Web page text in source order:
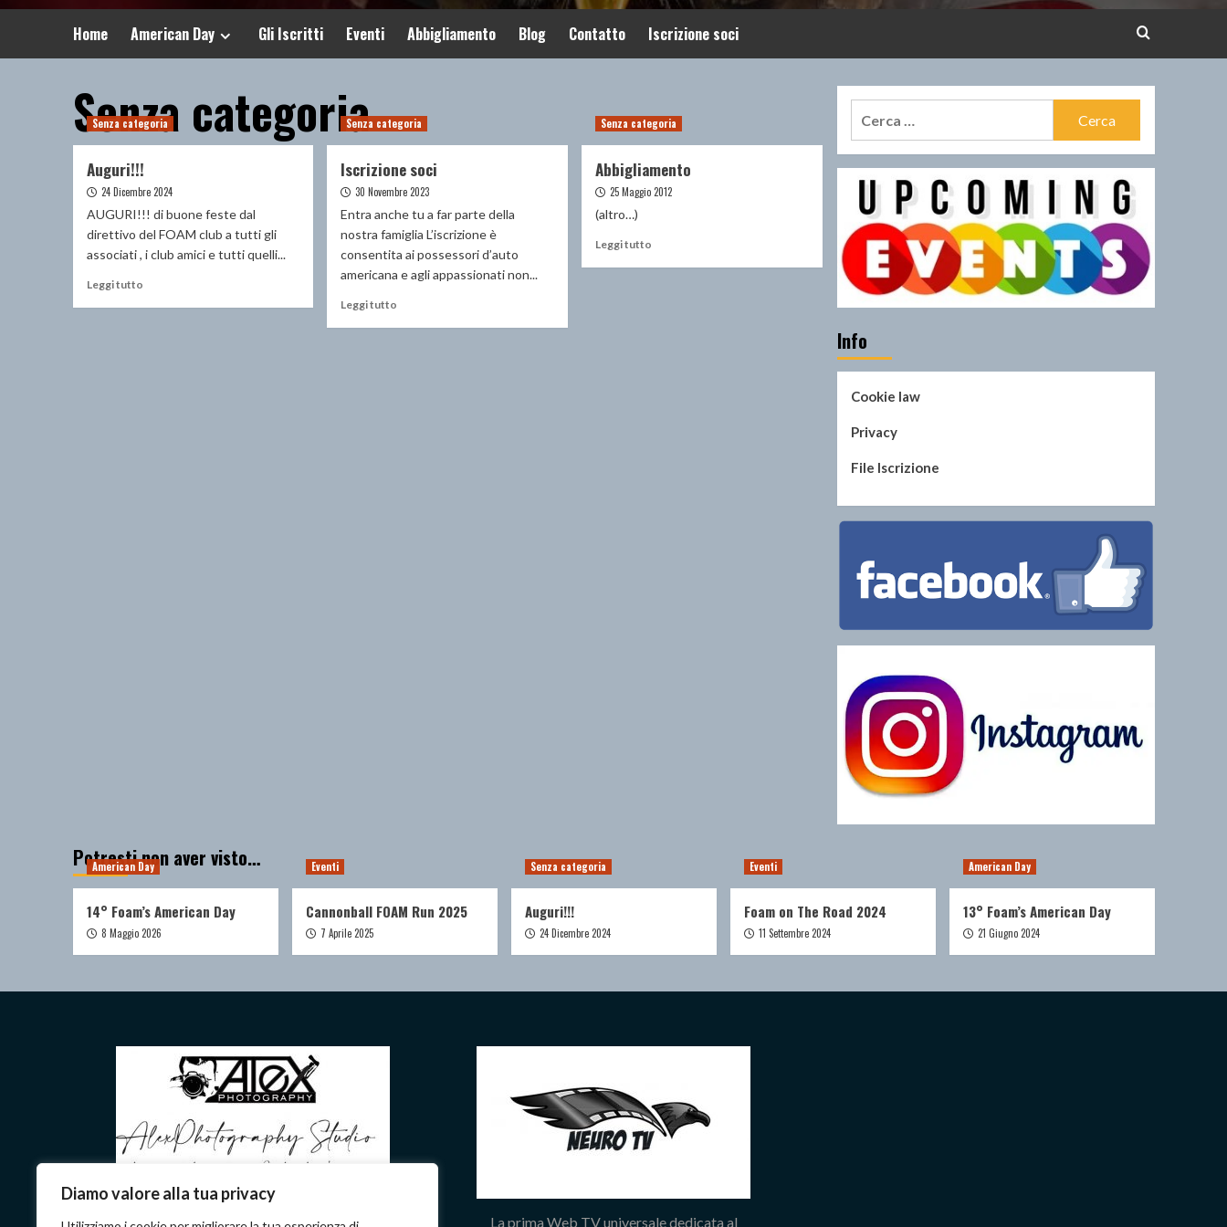
Diamo valore alla tua privacy
Home American Day Gli Iscritti Eventi Abbigliamento Blog Contatto Iscrizione soci
Senza categoria
Senza categoria
Auguri!!!
24 Dicembre 2024
AUGURI!!! di buone feste dal
direttivo del FOAM club a tutti gli
associati , i club amici e tutti quelli...
Leggi tuttoLeggi
Senza categoria
Iscrizione soci
30 Novembre 2023
Entra anche tu a far parte della
nostra famiglia L’iscrizione è
consentita ai possessori d’auto
americana e agli appassionati non...
Leggi tutto
Senza categoria
Abbigliamento
25 Maggio 2012
(altro…)
Leggi tutto
Info
Cookie law
Privacy
File Iscrizione
Potresti non aver visto…
American Day
14° Foam’s American Day
8 Maggio 2026
Eventi
Cannonball FOAM Run 2025
7 Aprile 2025
Senza categoria
Auguri!!!
24 Dicembre 2024
Eventi
Foam on The Road 2024
11 Settembre 2024
American Day
13° Foam’s American Day
21 Giugno 2024
La prima Web TV universale dedicata al